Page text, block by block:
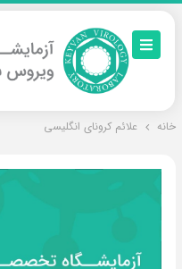
خانه علائم کرونای انگلیسی